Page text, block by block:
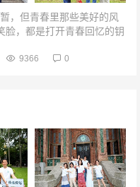
，但青春里那些美好的风
脸，都是打开青春回忆的钥
9366 0